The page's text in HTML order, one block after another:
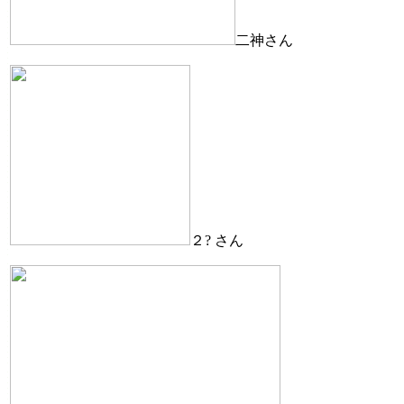
二神さん
２? さん